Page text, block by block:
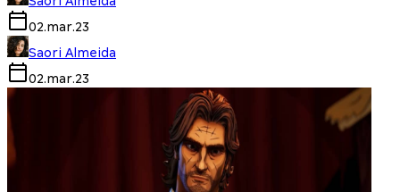
02.mar.23
Saori Almeida
02.mar.23